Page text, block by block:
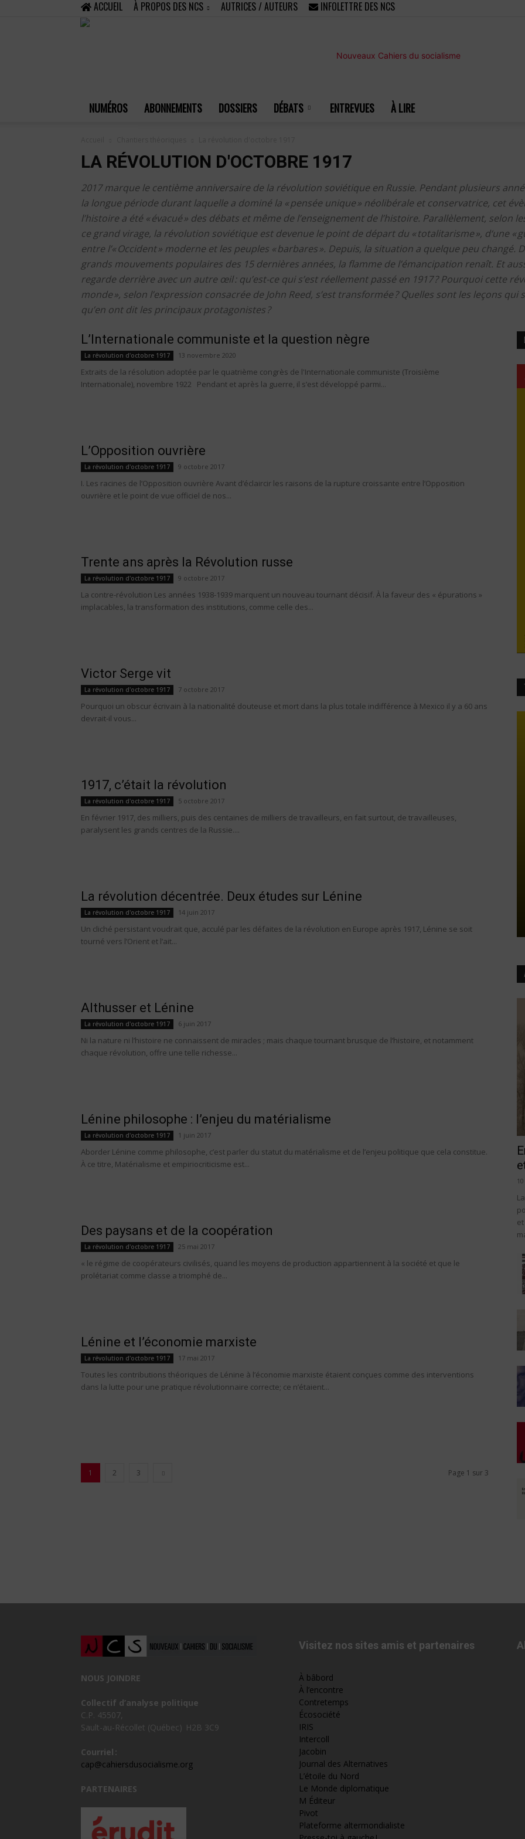
ACCUEIL À PROPOS DES NCS AUTRICES / AUTEURS INFOLETTRE DES NCS
Cahiers
du
NUMÉROS ABONNEMENTS DOSSIERS DÉBATS ENTREVUES À LIRE
LA RÉVOLUTION D'OCTOBRE 1917
2017 marque le centième anniversaire de la révolution soviétique en Russie. Pendant plusieurs
la longue période durant laquelle a dominé la « pensée unique » néolibérale et conservatrice, cet
l’histoire a été « évacué » des débats et même de l’enseignement de l’histoire. Parallèlement, selon
ce grand virage, la révolution soviétique est devenue le point de départ du « totalitarisme », d‘une «
entre l’« Occident » moderne et les peuples « barbares ». Depuis, la situation a quelque peu changé.
grands mouvements populaires des 15 dernières années, la flamme de l’émancipation renaît. Et
regarde derrière avec un autre œil : qu’est-ce qui s’est réellement passé en 1917 ? Pourquoi cette
monde », selon l’expression consacrée de John Reed, s’est transformée ? Quelles sont les leçons qui
qu’en ont dit les principaux protagonistes ?
L’Internationale communiste et la question nègre
La révolution d'octobre 1917 13 novembre 2020
Extraits de la résolution adoptée par le quatrième congrès de l'Internationale communiste (Troisième
Internationale), novembre 1922 Pendant et après la guerre, il s’est développé parmi...
L’Opposition ouvrière
La révolution d'octobre 1917 9 octobre 2017
I. Les racines de l’Opposition ouvrière Avant d’éclaircir les raisons de la rupture croissante entre l’Opposition
ouvrière et le point de vue officiel de nos...
Trente ans après la Révolution russe
La révolution d'octobre 1917 9 octobre 2017
La contre-révolution Les années 1938-1939 marquent un nouveau tournant décisif. À la faveur des « épurations »
implacables, la transformation des institutions, comme celle des...
Victor Serge vit
La révolution d'octobre 1917 7 octobre 2017
Pourquoi un obscur écrivain à la nationalité douteuse et mort dans la plus totale indifférence à Mexico il y a 60 ans
devrait-il vous...
1917, c’était la révolution
La révolution d'octobre 1917 5 octobre 2017
En février 1917, des milliers, puis des centaines de milliers de travailleurs, en fait surtout, de travailleuses,
paralysent les grands centres de la Russie....
La révolution décentrée. Deux études sur Lénine
La révolution d'octobre 1917 14 juin 2017
Un cliché persistant voudrait que, acculé par les défaites de la révolution en Europe après 1917, Lénine se soit
tourné vers l’Orient et l’ait...
Althusser et Lénine
La révolution d'octobre 1917 6 juin 2017
Ni la nature ni l’histoire ne connaissent de miracles ; mais chaque tournant brusque de l’histoire, et notamment
chaque révolution, offre une telle richesse...
Lénine philosophe : l’enjeu du matérialisme
La révolution d'octobre 1917 1 juin 2017
Aborder Lénine comme philosophe, c’est parler du statut du matérialisme et de l’enjeu politique que cela constitue.
À ce titre, Matérialisme et empiriocriticisme est...
Des paysans et de la coopération
La révolution d'octobre 1917 25 mai 2017
« le régime de coopérateurs civilisés, quand les moyens de production appartiennent à la société et que le
prolétariat comme classe a triomphé de...
Lénine et l’économie marxiste
La révolution d'octobre 1917 17 mai 2017
Toutes les contributions théoriques de Lénine à l’économie marxiste étaient conçues comme des interventions
dans la lutte pour une pratique révolutionnaire correcte; ce n’étaient...
1 2 3 Page 1 sur 3
NOUS JOINDRE
Collectif d’analyse politique
C.P. 45507,
Sault-au-Récollet (Québec) H2B 3C9
Courriel :
cap@cahiersdusocialisme.org
PARTENAIRES
Visitez nos sites amis et partenaires
À bâbord
À l’encontre
Contretemps
Écosociété
IRIS
Intercoll
Jacobin
Journal des Alternatives
L’étoile du Nord
Le Monde diplomatique
M Éditeur
Pivot
Plateforme altermondialiste